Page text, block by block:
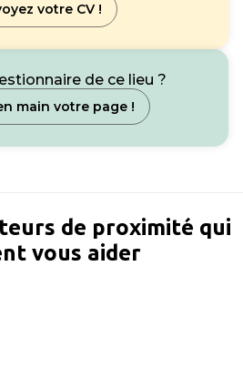
votre CV !
de ce lieu ?
main votre page !
de proximité qui
vous aider